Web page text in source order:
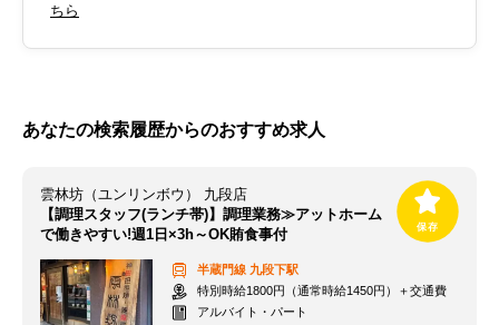
ちら
あなたの検索履歴からのおすすめ求人
雲林坊（ユンリンボウ） 九段店
【調理スタッフ(ランチ帯)】調理業務≫アットホーム
で働きやすい!週1日×3h～OK賄食事付
半蔵門線 九段下駅
特別時給1800円（通常時給1450円）＋交通費
アルバイト・パート